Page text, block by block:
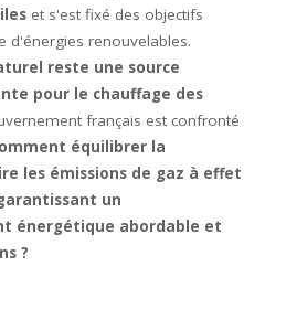
et s'est fixé des objectifs
d'énergies renouvelables.
reste une source
pour le chauffage des
français est confronté
équilibrer la
les émissions de gaz à effet
un
énergétique abordable et
?